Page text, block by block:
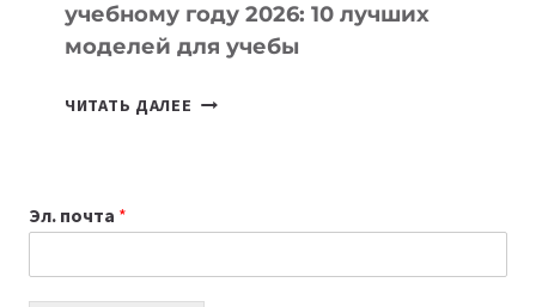
учебному году 2026: 10 лучших
моделей для учебы
ЧИТАТЬ ДАЛЕЕ КАКОЙ
2026:
Эл. почта *